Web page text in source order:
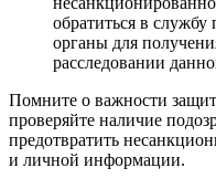
обратиться в
органы для
расследовании
Помните о важности
проверяйте наличие
предотвратить
и личной информации.